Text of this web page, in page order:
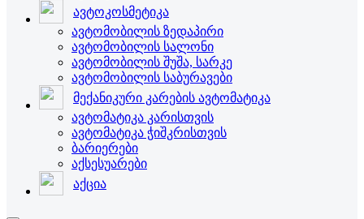
ავტოკოსმეტიკა
ავტომობილის ზედაპირი
ავტომობილის სალონი
ავტომობილის შუშა, სარკე
ავტომობილის საბურავები
მექანიკური კარების ავტომატიკა
ავტომატიკა კარისთვის
ავტომატიკა ჭიშკრისთვის
ბარიერები
აქსესუარები
აქცია